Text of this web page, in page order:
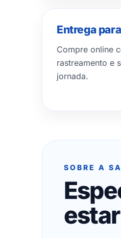
Entrega
Compre online
rastreamento e
jornada.
SOBRE A
estar